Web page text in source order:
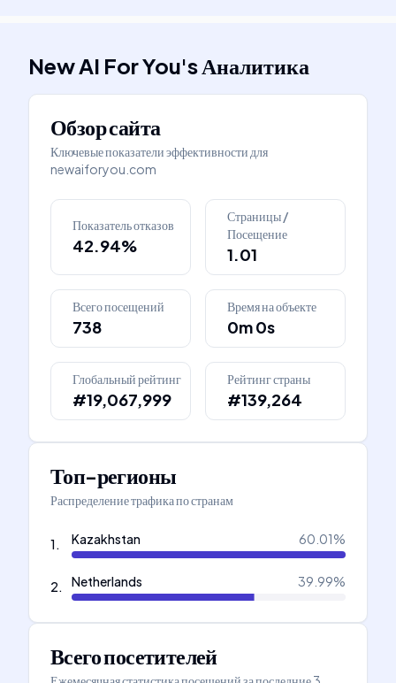
New AI For You'sАналитика
Обзор сайта
Ключевые показатели эффективности для
newaiforyou.com
Показатель отказов
42.94%
Страницы /
Посещение
1.01
Всего посещений
738
Время на объекте
0m 0s
Глобальный рейтинг
#19,067,999
Рейтинг страны
#139,264
Топ-регионы
Распределение трафика по странам
1. Kazakhstan 60.01%
2. Netherlands 39.99%
Всего посетителей